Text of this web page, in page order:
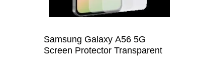
Samsung Galaxy A56 5G
Screen Protector Transparent